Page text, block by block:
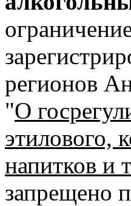
регионов
"О
этилового,
напитков и
запрещено